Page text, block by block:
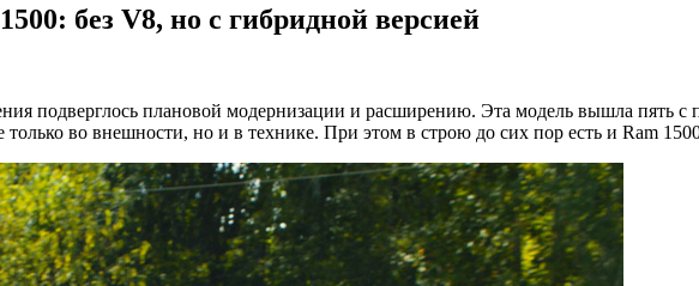
без V8, но с гибридной версией
подверглось плановой модернизации и расширению. Эта модель вышла пять с
во внешности, но и в технике. При этом в строю до сих пор есть и Ram